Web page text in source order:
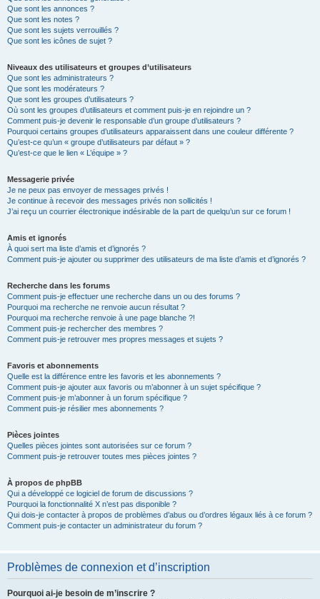
Que sont les annonces ?
Que sont les notes ?
Que sont les sujets verrouillés ?
Que sont les icônes de sujet ?
Niveaux des utilisateurs et groupes d’utilisateurs
Que sont les administrateurs ?
Que sont les modérateurs ?
Que sont les groupes d’utilisateurs ?
Où sont les groupes d’utilisateurs et comment puis-je en rejoindre un ?
Comment puis-je devenir le responsable d’un groupe d’utilisateurs ?
Pourquoi certains groupes d’utilisateurs apparaissent dans une couleur différente ?
Qu’est-ce qu’un « groupe d’utilisateurs par défaut » ?
Qu’est-ce que le lien « L’équipe » ?
Messagerie privée
Je ne peux pas envoyer de messages privés !
Je continue à recevoir des messages privés non sollicités !
J’ai reçu un courrier électronique indésirable de la part de quelqu’un sur ce forum !
Amis et ignorés
À quoi sert ma liste d’amis et d’ignorés ?
Comment puis-je ajouter ou supprimer des utilisateurs de ma liste d’amis et d’ignorés ?
Recherche dans les forums
Comment puis-je effectuer une recherche dans un ou des forums ?
Pourquoi ma recherche ne renvoie aucun résultat ?
Pourquoi ma recherche renvoie à une page blanche ?!
Comment puis-je rechercher des membres ?
Comment puis-je retrouver mes propres messages et sujets ?
Favoris et abonnements
Quelle est la différence entre les favoris et les abonnements ?
Comment puis-je ajouter aux favoris ou m’abonner à un sujet spécifique ?
Comment puis-je m’abonner à un forum spécifique ?
Comment puis-je résilier mes abonnements ?
Pièces jointes
Quelles pièces jointes sont autorisées sur ce forum ?
Comment puis-je retrouver toutes mes pièces jointes ?
À propos de phpBB
Qui a développé ce logiciel de forum de discussions ?
Pourquoi la fonctionnalité X n’est pas disponible ?
Qui dois-je contacter à propos de problèmes d’abus ou d’ordres légaux liés à ce forum ?
Comment puis-je contacter un administrateur du forum ?
Problèmes de connexion et d’inscription
Pourquoi ai-je besoin de m’inscrire ?